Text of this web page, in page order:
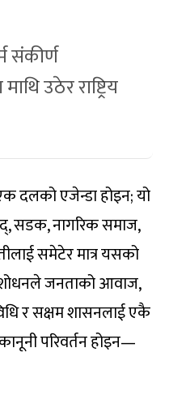
संकीर्ण
उठेर राष्ट्रिय
दलको एजेन्डा होइन; यो
सडक, नागरिक समाज,
समेटेर मात्र यसको
जनताको आवाज,
र सक्षम शासनलाई एकै
परिवर्तन होइन—